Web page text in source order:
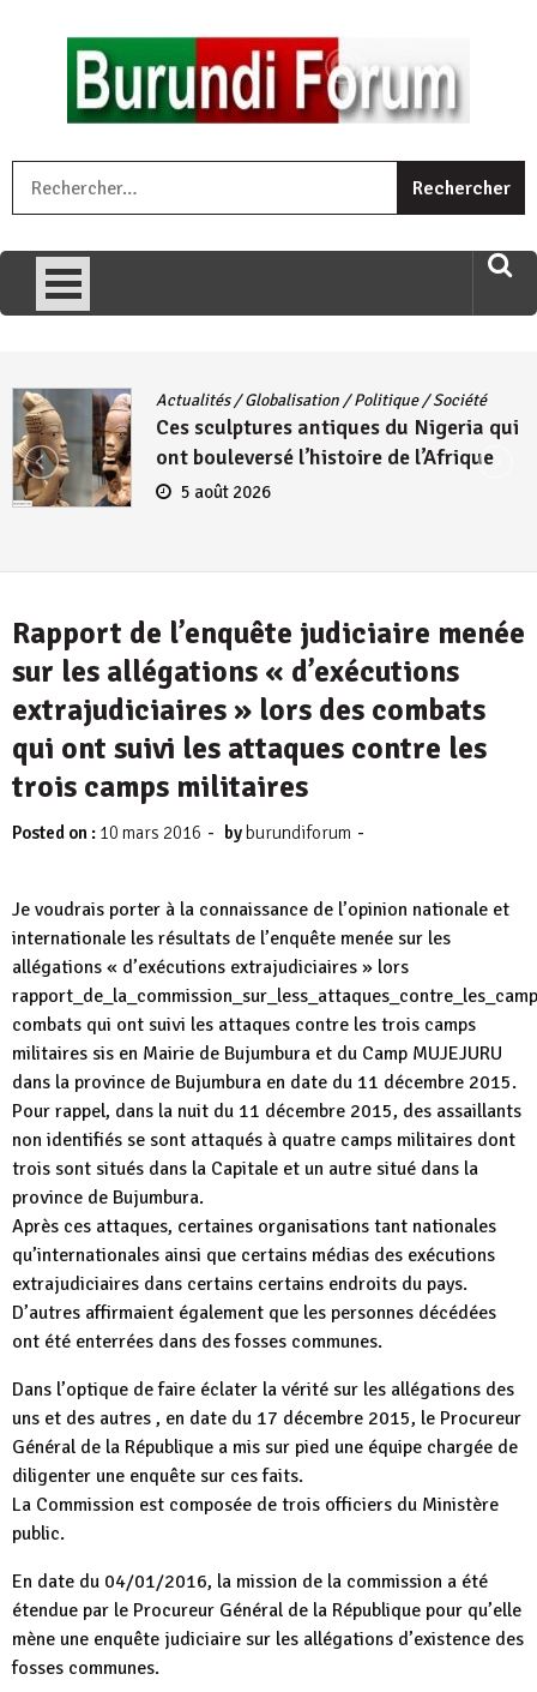
umariye umuryango wawe canke igihugu cakwibarutse .Wewe
uri ngaha ndagusigiye iki kibazo : Uriko ukora iki kugira ngo
Actualités/Globalisation /Politique/Société
Ces sculptures antiques du Nigeria qui
ont bouleversé l’histoire de l’Afrique
5 août 2026
Rapport de l’enquête judiciaire menée
sur les allégations « d’exécutions
extrajudiciaires » lors des combats
qui ont suivi les attaques contre les
trois camps militaires
Posted on : 10 mars 2016 - by burundiforum -
Je voudrais porter à la connaissance de l’opinion nationale et
internationale les résultats de l’enquête menée sur les
allégations « d’exécutions extrajudiciaires » lors
combats qui ont suivi les attaques contre les trois camps
militaires sis en Mairie de Bujumbura et du Camp MUJEJURU
dans la province de Bujumbura en date du 11 décembre 2015.
Pour rappel, dans la nuit du 11 décembre 2015, des assaillants
non identifiés se sont attaqués à quatre camps militaires dont
trois sont situés dans la Capitale et un autre situé dans la
province de Bujumbura.
Après ces attaques, certaines organisations tant nationales
qu’internationales ainsi que certains médias des exécutions
extrajudiciaires dans certains certains endroits du pays.
D’autres affirmaient également que les personnes décédées
ont été enterrées dans des fosses communes.
Dans l’optique de faire éclater la vérité sur les allégations des
uns et des autres , en date du 17 décembre 2015, le Procureur
Général de la République a mis sur pied une équipe chargée de
diligenter une enquête sur ces faits.
La Commission est composée de trois officiers du Ministère
public.
En date du 04/01/2016, la mission de la commission a été
étendue par le Procureur Général de la République pour qu’elle
mène une enquête judiciaire sur les allégations d’existence des
fosses communes.